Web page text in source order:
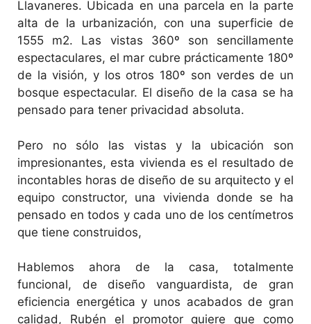
Llavaneres. Ubicada en una parcela en la parte
alta de la urbanización, con una superficie de
1555 m2. Las vistas 360º son sencillamente
espectaculares, el mar cubre prácticamente 180º
de la visión, y los otros 180º son verdes de un
bosque espectacular. El diseño de la casa se ha
pensado para tener privacidad absoluta.
Pero no sólo las vistas y la ubicación son
impresionantes, esta vivienda es el resultado de
incontables horas de diseño de su arquitecto y el
equipo constructor, una vivienda donde se ha
pensado en todos y cada uno de los centímetros
que tiene construidos,
Hablemos ahora de la casa, totalmente
funcional, de diseño vanguardista, de gran
eficiencia energética y unos acabados de gran
calidad, Rubén el promotor quiere que como